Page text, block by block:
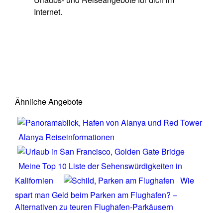
Internet.
Ähnliche Angebote
Alanya Reiseinformationen
Meine Top 10 Liste der Sehenswürdigkeiten in
Kalifornien
Wie
spart man Geld beim Parken am Flughafen? –
Alternativen zu teuren Flughafen-Parkäusern